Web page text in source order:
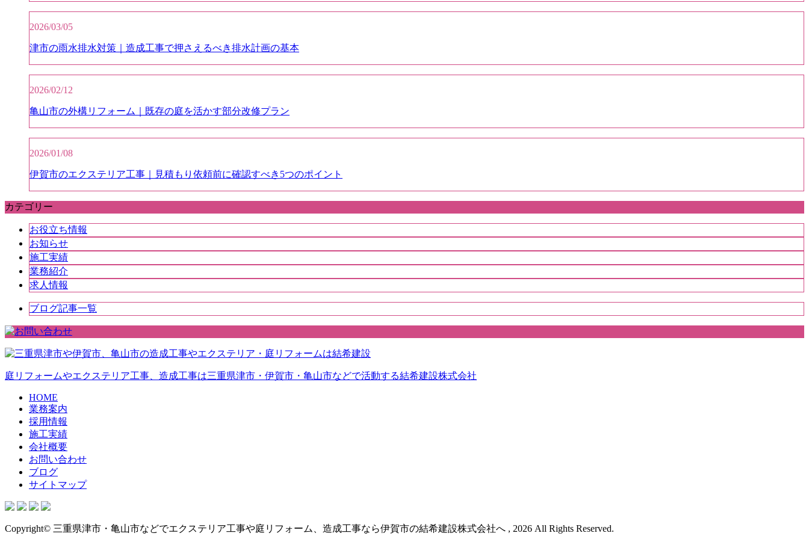
2026/03/05
津市の雨水排水対策｜造成工事で押さえるべき排水計画の基本
2026/02/12
亀山市の外構リフォーム｜既存の庭を活かす部分改修プラン
2026/01/08
伊賀市のエクステリア工事｜見積もり依頼前に確認すべき5つのポイント
カテゴリー
お役立ち情報
お知らせ
施工実績
業務紹介
求人情報
ブログ記事一覧
庭リフォームやエクステリア工事、造成工事は三重県津市・伊賀市・亀山市などで活動する結希建設株式会社
HOME
業務案内
採用情報
施工実績
会社概要
お問い合わせ
ブログ
サイトマップ
Copyright© 三重県津市・亀山市などでエクステリア工事や庭リフォーム、造成工事なら伊賀市の結希建設株式会社へ , 2026 All Rights Reserved.